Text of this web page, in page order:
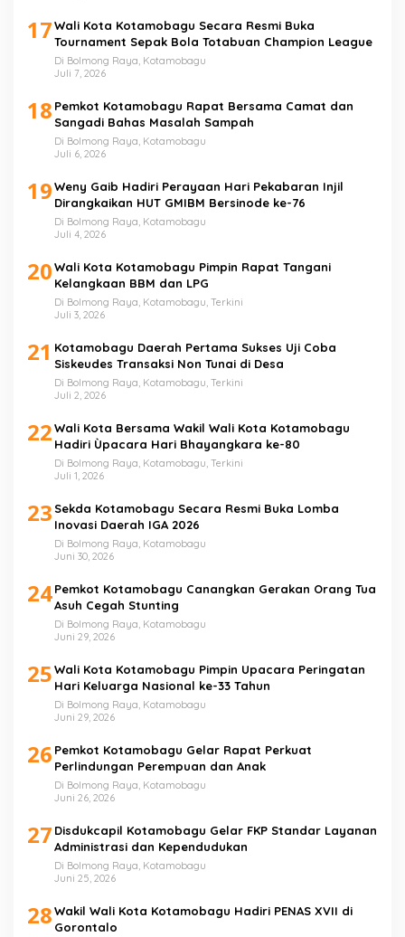
17Wali Kota Kotamobagu Secara Resmi Buka
Tournament Sepak Bola Totabuan Champion League
Di Bolmong Raya, Kotamobagu
Juli 7, 2026
18 Pemkot Kotamobagu Rapat Bersama Camat dan
Sangadi Bahas Masalah Sampah
Di Bolmong Raya, Kotamobagu
Juli 6, 2026
19Weny Gaib Hadiri Perayaan Hari Pekabaran Injil
Dirangkaikan HUT GMIBM Bersinode ke-76
Di Bolmong Raya, Kotamobagu
Juli 4, 2026
20Wali Kota Kotamobagu Pimpin Rapat Tangani
Kelangkaan BBM dan LPG
Di Bolmong Raya, Kotamobagu, Terkini
Juli 3, 2026
21 Kotamobagu Daerah Pertama Sukses Uji Coba
Siskeudes Transaksi Non Tunai di Desa
Di Bolmong Raya, Kotamobagu, Terkini
Juli 2, 2026
22Wali Kota Bersama Wakil Wali Kota Kotamobagu
Hadiri Ùpacara Hari Bhayangkara ke-80
Di Bolmong Raya, Kotamobagu, Terkini
Juli 1, 2026
23 Sekda Kotamobagu Secara Resmi Buka Lomba
Inovasi Daerah IGA 2026
Di Bolmong Raya, Kotamobagu
Juni 30, 2026
24Pemkot Kotamobagu Canangkan Gerakan Orang Tua
Asuh Cegah Stunting
Di Bolmong Raya, Kotamobagu
Juni 29, 2026
25Wali Kota Kotamobagu Pimpin Upacara Peringatan
Hari Keluarga Nasional ke-33 Tahun
Di Bolmong Raya, Kotamobagu
Juni 29, 2026
26 Pemkot Kotamobagu Gelar Rapat Perkuat
Perlindungan Perempuan dan Anak
Di Bolmong Raya, Kotamobagu
Juni 26, 2026
27 Disdukcapil Kotamobagu Gelar FKP Standar Layanan
Administrasi dan Kependudukan
Di Bolmong Raya, Kotamobagu
Juni 25, 2026
28Wakil Wali Kota Kotamobagu Hadiri PENAS XVII di
Gorontalo